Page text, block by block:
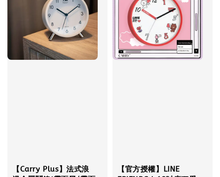
【Carry Plus】法式浪
【官方授權】LINE